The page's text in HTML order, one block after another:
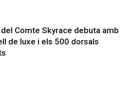
Comte Skyrace debuta amb
de luxe i els 500 dorsals